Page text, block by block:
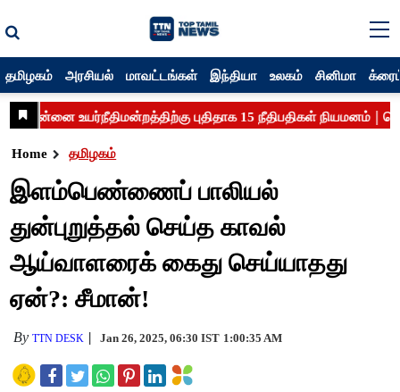
தமிழகம் அரசியல் மாவட்டங்கள் இந்தியா உலகம் சினிமா
Home தமிழகம்
இளம்பெண்ணைப் பாலியல்
துன்புறுத்தல் செய்த காவல்
ஆய்வாளரைக் கைது செய்யாதது
ஏன்?: சீமான்!
ByTTN DESK Jan 26, 2025, 06:30 IST 1:00:35 AM